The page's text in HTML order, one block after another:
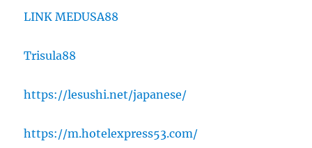
LINK MEDUSA88
Trisula88
https://lesushi.net/japanese/
https://m.hotelexpress53.com/